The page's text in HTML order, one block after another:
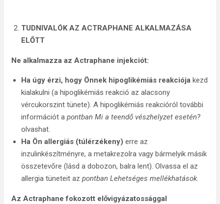
TUDNIVALÓK AZ ACTRAPHANE ALKALMAZÁSA
ELŐTT
Ne alkalmazza az Actraphane injekciót:
Ha úgy érzi, hogy Önnek hipoglikémiás reakciója kezd
kialakulni (a hipoglikémiás reakció az alacsony
vércukorszint tünete). A hipoglikémiás reakcióról további
információt a pontban Mi a teendő vészhelyzet esetén?
olvashat.
Ha Ön allergiás (túlérzékeny) erre az
inzulinkészítményre, a metakrezolra vagy bármelyik másik
összetevőre (lásd a dobozon, balra lent). Olvassa el az
allergia tüneteit az pontban Lehetséges mellékhatások.
Az Actraphane fokozott elővigyázatossággal